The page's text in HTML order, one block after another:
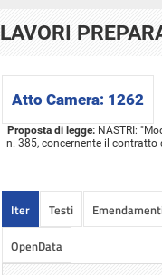
LAVORI
Atto Camera: 1262
Proposta di legge: NASTRI:
n. 385, concernente il
Iter Testi
OpenData